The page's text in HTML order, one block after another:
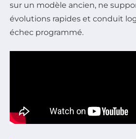
sur un modèle ancien, ne
évolutions rapides et conduit
échec programmé.